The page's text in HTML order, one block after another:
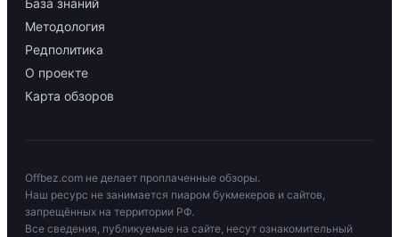
База знаний
Методология
Редполитика
О проекте
Карта обзоров
Offbez.com не делает проплаченные обзоры.
Наш ресурс не занимается пиаром букмекеров и сайтов,
запрещённых на территории РФ.
Все сведения, публикуемые на сайте, несут ознакомительный